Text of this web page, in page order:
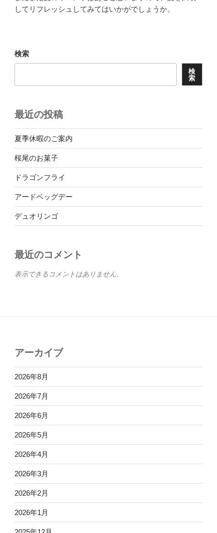
してリフレッシュしてみてはいかがでしょうか。
検索
検
索
最近の投稿
夏季休暇のご案内
桜尾のお菓子
ドラゴンフライ
アードベッグデー
デュオリンゴ
最近のコメント
表示できるコメントはありません。
アーカイブ
2026年8月
2026年7月
2026年6月
2026年5月
2026年4月
2026年3月
2026年2月
2026年1月